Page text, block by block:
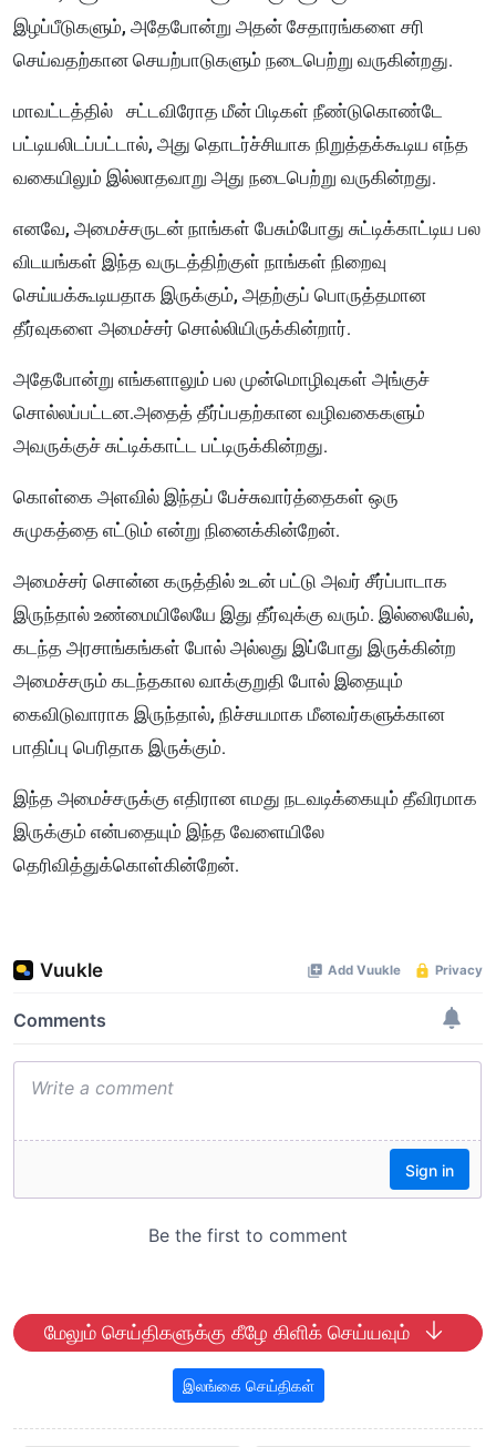
இழப்பீடுகளும், அதேபோன்று அதன் சேதாரங்களை சரி
செய்வதற்கான செயற்பாடுகளும் நடைபெற்று வருகின்றது.
மாவட்டத்தில் சட்டவிரோத மீன் பிடிகள் நீண்டுகொண்டே
பட்டியலிடப்பட்டால், அது தொடர்ச்சியாக நிறுத்தக்கூடிய எந்த
வகையிலும் இல்லாதவாறு அது நடைபெற்று வருகின்றது.
எனவே, அமைச்சருடன் நாங்கள் பேசும்போது சுட்டிக்காட்டிய பல
விடயங்கள் இந்த வருடத்திற்குள் நாங்கள் நிறைவு
செய்யக்கூடியதாக இருக்கும், அதற்குப் பொருத்தமான
தீர்வுகளை அமைச்சர் சொல்லியிருக்கின்றார்.
அதேபோன்று எங்களாலும் பல முன்மொழிவுகள் அங்குச்
சொல்லப்பட்டன.அதைத் தீர்ப்பதற்கான வழிவகைகளும்
அவருக்குச் சுட்டிக்காட்ட பட்டிருக்கின்றது.
கொள்கை அளவில் இந்தப் பேச்சுவார்த்தைகள் ஒரு
சுமுகத்தை எட்டும் என்று நினைக்கின்றேன்.
அமைச்சர் சொன்ன கருத்தில் உடன் பட்டு அவர் சீர்ப்பாடாக
இருந்தால் உண்மையிலேயே இது தீர்வுக்கு வரும். இல்லையேல்,
கடந்த அரசாங்கங்கள் போல் அல்லது இப்போது இருக்கின்ற
அமைச்சரும் கடந்தகால வாக்குறுதி போல் இதையும்
கைவிடுவாராக இருந்தால், நிச்சயமாக மீனவர்களுக்கான
பாதிப்பு பெரிதாக இருக்கும்.
இந்த அமைச்சருக்கு எதிரான எமது நடவடிக்கையும் தீவிரமாக
இருக்கும் என்பதையும் இந்த வேளையிலே
தெரிவித்துக்கொள்கின்றேன்.
மேலும் செய்திகளுக்கு கீழே கிளிக் செய்யவும்
இலங்கை செய்திகள்